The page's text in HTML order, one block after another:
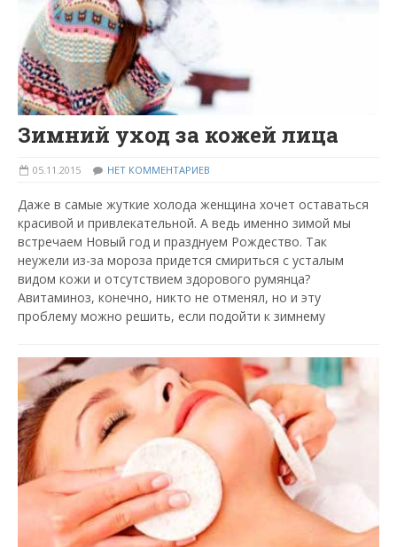
Зимний уход за кожей лица
05.11.2015 НЕТ КОММЕНТАРИЕВ
Даже в самые жуткие холода женщина хочет оставаться
красивой и привлекательной. А ведь именно зимой мы
встречаем Новый год и празднуем Рождество. Так
неужели из-за мороза придется смириться с усталым
видом кожи и отсутствием здорового румянца?
Авитаминоз, конечно, никто не отменял, но и эту
проблему можно решить, если подойти к зимнему